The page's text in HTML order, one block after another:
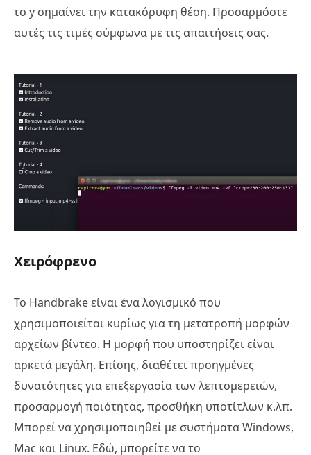
το y σημαίνει την κατακόρυφη θέση. Προσαρμόστε
αυτές τις τιμές σύμφωνα με τις απαιτήσεις σας.
Χειρόφρενο
Το Handbrake είναι ένα λογισμικό που
χρησιμοποιείται κυρίως για τη μετατροπή μορφών
αρχείων βίντεο. Η μορφή που υποστηρίζει είναι
αρκετά μεγάλη. Επίσης, διαθέτει προηγμένες
δυνατότητες για επεξεργασία των λεπτομερειών,
προσαρμογή ποιότητας, προσθήκη υποτίτλων κ.λπ.
Μπορεί να χρησιμοποιηθεί με συστήματα Windows,
Mac και Linux. Εδώ, μπορείτε να το